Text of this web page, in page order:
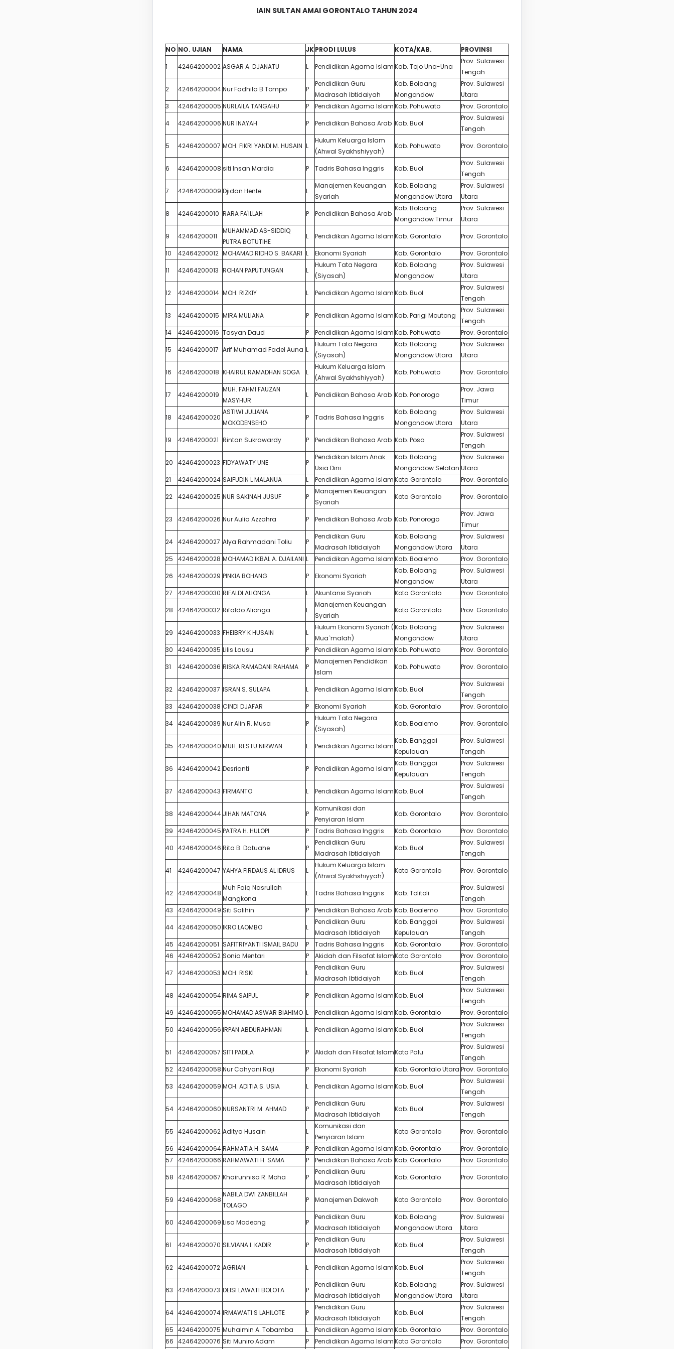
IAIN SULTAN AMAI GORONTALO TAHUN 2024
NO NO. UJIAN NAMA JKPRODI LULUS KOTA/KAB.
PROVINSI
1
42464200002 ASGAR A. DJANATU L Pendidikan Agama IslamKab. Tojo Una-Una
Prov. Sulawesi
Tengah
2
42464200004Nur Fadhila B Tompo P
Pendidikan Guru
Madrasah Ibtidaiyah
Kab. Bolaang
Mongondow
Prov. Sulawesi
Utara
3
42464200005 NURLAILA TANGAHU P Pendidikan Agama IslamKab. Pohuwato
Prov. Gorontalo
4
42464200006 NUR INAYAH P Pendidikan Bahasa Arab Kab. Buol
Prov. Sulawesi
Tengah
5
42464200007 MOH. FIKRI YANDI M. HUSAIN L
Hukum Keluarga Islam
(Ahwal Syakhshiyyah)
Kab. Pohuwato Prov. Gorontalo
6 42464200008 siti Insan Mardia P Tadris Bahasa Inggris Kab. Buol
Prov. Sulawesi
Tengah
7
42464200009 Djidan Hente L
Manajemen Keuangan
Syariah
Kab. Bolaang
Mongondow Utara
Prov. Sulawesi
Utara
8
42464200010 RARA FA'ILLAH P Pendidikan Bahasa Arab
Kab. Bolaang
Mongondow Timur
Prov. Sulawesi
Utara
9
42464200011
MUHAMMAD AS-SIDDIQ
PUTRA BOTUTIHE
L Pendidikan Agama IslamKab. Gorontalo
Prov. Gorontalo
10
42464200012 MOHAMAD RIDHO S. BAKARI L Ekonomi Syariah Kab. Gorontalo
Prov. Gorontalo
11
42464200013 ROHAN PAPUTUNGAN L
Hukum Tata Negara
(Siyasah)
Kab. Bolaang
Mongondow
Prov. Sulawesi
Utara
12
42464200014 MOH. RIZKIY L Pendidikan Agama IslamKab. Buol
Prov. Sulawesi
Tengah
13
42464200015 MIRA MULIANA P Pendidikan Agama IslamKab. Parigi Moutong
Prov. Sulawesi
Tengah
14
42464200016 Tasyan Daud P Pendidikan Agama IslamKab. Pohuwato
Prov. Gorontalo
15
42464200017 Arif Muhamad Fadel Auna L
Hukum Tata Negara
(Siyasah)
Kab. Bolaang
Mongondow Utara
Prov. Sulawesi
Utara
16
42464200018 KHAIRUL RAMADHAN SOGA L
Hukum Keluarga Islam
(Ahwal Syakhshiyyah)
Kab. Pohuwato Prov. Gorontalo
17 42464200019
MUH. FAHMI FAUZAN
MASYHUR
L Pendidikan Bahasa Arab Kab. Ponorogo
Prov. Jawa
Timur
18
42464200020
ASTIWI JULIANA
MOKODENSEHO
P Tadris Bahasa Inggris
Kab. Bolaang
Mongondow Utara
Prov. Sulawesi
Utara
19
42464200021 Rintan Sukrawardy P Pendidikan Bahasa Arab Kab. Poso
Prov. Sulawesi
Tengah
20
42464200023 FIDYAWATY UNE P
Pendidikan Islam Anak
Usia Dini
Kab. Bolaang
Mongondow Selatan
Prov. Sulawesi
Utara
21
42464200024 SAIFUDIN L MALANUA L Pendidikan Agama IslamKota Gorontalo
Prov. Gorontalo
22
42464200025 NUR SAKINAH JUSUF P
Manajemen Keuangan
Syariah
Kota Gorontalo Prov. Gorontalo
23 42464200026 Nur Aulia Azzahra P Pendidikan Bahasa Arab Kab. Ponorogo
Prov. Jawa
Timur
24 42464200027 Alya Rahmadani Toliu P
Pendidikan Guru
Madrasah Ibtidaiyah
Kab. Bolaang
Mongondow Utara
Prov. Sulawesi
Utara
25
42464200028 MOHAMAD IKBAL A. DJAILANI L Pendidikan Agama IslamKab. Boalemo
Prov. Gorontalo
26
42464200029 PINKIA BOHANG P Ekonomi Syariah
Kab. Bolaang
Mongondow
Prov. Sulawesi
Utara
27
42464200030 RIFALDI ALIONGA L Akuntansi Syariah Kota Gorontalo
Prov. Gorontalo
28
42464200032 Rifaldo Alionga L
Manajemen Keuangan
Syariah
Kota Gorontalo Prov. Gorontalo
29 42464200033 FHEIBRY K HUSAIN L
Hukum Ekonomi Syariah (
Mua`malah)
Kab. Bolaang
Mongondow
Prov. Sulawesi
Utara
30
42464200035 Lilis Lausu P Pendidikan Agama IslamKab. Pohuwato
Prov. Gorontalo
31
42464200036 RISKA RAMADANI RAHAMA P
Manajemen Pendidikan
Islam
Kab. Pohuwato Prov. Gorontalo
32 42464200037 ISRAN S. SULAPA L Pendidikan Agama IslamKab. Buol
Prov. Sulawesi
Tengah
33
42464200038 CINDI DJAFAR P Ekonomi Syariah Kab. Gorontalo
Prov. Gorontalo
34 42464200039 Nur Alin R. Musa P
Hukum Tata Negara
(Siyasah)
Kab. Boalemo Prov. Gorontalo
35 42464200040 MUH. RESTU NIRWAN L Pendidikan Agama Islam
Kab. Banggai
Kepulauan
Prov. Sulawesi
Tengah
36
42464200042 Desrianti P Pendidikan Agama Islam
Kab. Banggai
Kepulauan
Prov. Sulawesi
Tengah
37
42464200043 FIRMANTO L Pendidikan Agama IslamKab. Buol
Prov. Sulawesi
Tengah
38
42464200044 JIHAN MATONA P
Komunikasi dan
Penyiaran Islam
Kab. Gorontalo
Prov. Gorontalo
39
42464200045 PATRA H. HULOPI P Tadris Bahasa Inggris Kab. Gorontalo
Prov. Gorontalo
40 42464200046 Rita B. Datuahe P
Pendidikan Guru
Madrasah Ibtidaiyah
Kab. Buol
Prov. Sulawesi
Tengah
41
42464200047 YAHYA FIRDAUS AL IDRUS L
Hukum Keluarga Islam
(Ahwal Syakhshiyyah)
Kota Gorontalo Prov. Gorontalo
42 42464200048
Muh Faiq Nasrullah
Mangkona
L Tadris Bahasa Inggris Kab. Tolitoli
Prov. Sulawesi
Tengah
43
42464200049 Siti Salihin P Pendidikan Bahasa Arab Kab. Boalemo
Prov. Gorontalo
44 42464200050 IKRO LAOMBO L
Pendidikan Guru
Madrasah Ibtidaiyah
Kab. Banggai
Kepulauan
Prov. Sulawesi
Tengah
45 42464200051 SAFITRIYANTI ISMAIL BADU P Tadris Bahasa Inggris Kab. Gorontalo
Prov. Gorontalo
46 42464200052 Sonia Mentari P Akidah dan Filsafat IslamKota Gorontalo
Prov. Gorontalo
47
42464200053 MOH. RISKI L
Pendidikan Guru
Madrasah Ibtidaiyah
Kab. Buol
Prov. Sulawesi
Tengah
48 42464200054RIMA SAIPUL P Pendidikan Agama IslamKab. Buol
Prov. Sulawesi
Tengah
49 42464200055 MOHAMAD ASWAR BIAHIMO L Pendidikan Agama IslamKab. Gorontalo
Prov. Gorontalo
50 42464200056 IRPAN ABDURAHMAN L Pendidikan Agama IslamKab. Buol
Prov. Sulawesi
Tengah
51
42464200057 SITI PADILA P Akidah dan Filsafat IslamKota Palu
Prov. Sulawesi
Tengah
52 42464200058 Nur Cahyani Raji P Ekonomi Syariah Kab. Gorontalo Utara Prov. Gorontalo
53
42464200059 MOH. ADITIA S. USIA L Pendidikan Agama IslamKab. Buol
Prov. Sulawesi
Tengah
54 42464200060 NURSANTRI M. AHMAD P
Pendidikan Guru
Madrasah Ibtidaiyah
Kab. Buol
Prov. Sulawesi
Tengah
55 42464200062 Aditya Husain L
Komunikasi dan
Penyiaran Islam
Kota Gorontalo
Prov. Gorontalo
56 42464200064RAHMATIA H. SAMA P Pendidikan Agama IslamKab. Gorontalo
Prov. Gorontalo
57
42464200066 RAHMAWATI H. SAMA P Pendidikan Bahasa Arab Kab. Gorontalo
Prov. Gorontalo
58 42464200067 Khairunnisa R. Moha P
Pendidikan Guru
Madrasah Ibtidaiyah
Kab. Gorontalo Prov. Gorontalo
59 42464200068
NABILA DWI ZANBILLAH
TOLAGO
P Manajemen Dakwah Kota Gorontalo Prov. Gorontalo
60 42464200069 Lisa Modeong P
Pendidikan Guru
Madrasah Ibtidaiyah
Kab. Bolaang
Mongondow Utara
Prov. Sulawesi
Utara
61
42464200070 SILVIANA I. KADIR P
Pendidikan Guru
Madrasah Ibtidaiyah
Kab. Buol
Prov. Sulawesi
Tengah
62 42464200072 AGRIAN L Pendidikan Agama IslamKab. Buol
Prov. Sulawesi
Tengah
63
42464200073 DEISI LAWATI BOLOTA P
Pendidikan Guru
Madrasah Ibtidaiyah
Kab. Bolaang
Mongondow Utara
Prov. Sulawesi
Utara
64 42464200074 IRMAWATI S LAHILOTE P
Pendidikan Guru
Madrasah Ibtidaiyah
Kab. Buol
Prov. Sulawesi
Tengah
65 42464200075 Muhaimin A. Tobamba L Pendidikan Agama IslamKab. Gorontalo
Prov. Gorontalo
66 42464200076 Siti Muniro Adam P Pendidikan Agama IslamKota Gorontalo
Prov. Gorontalo